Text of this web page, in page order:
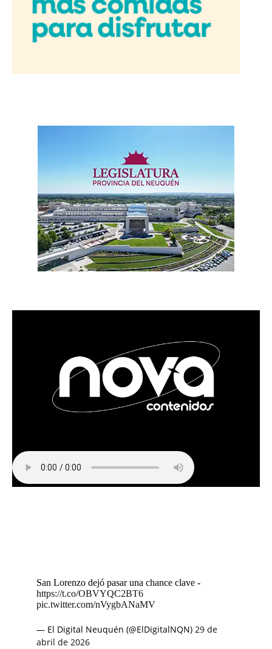
San Lorenzo dejó pasar una chance clave -
https://t.co/OBVYQC2BT6
pic.twitter.com/nVygbANaMV
— El Digital Neuquén (@ElDigitalNQN) 29 de
abril de 2026